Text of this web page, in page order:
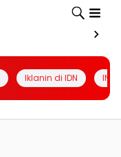
Iklanin di IDN